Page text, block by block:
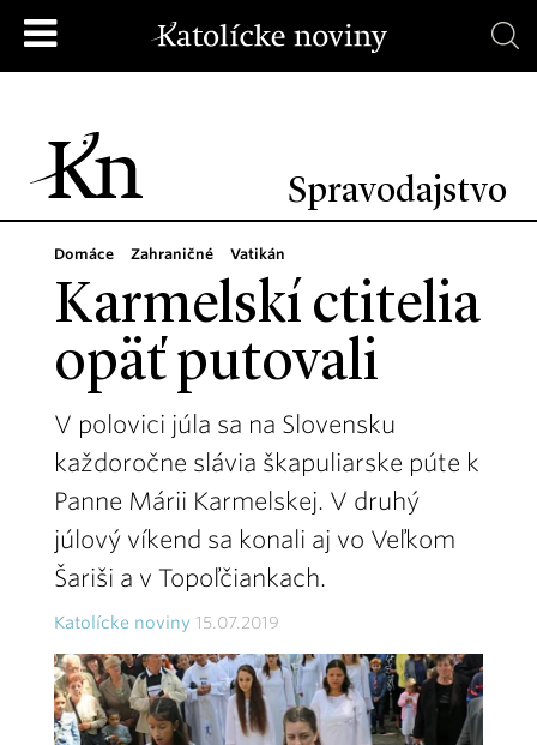
Spravodajstvo
Domáce Zahraničné Vatikán
Karmelskí ctitelia
opäť putovali
V polovici júla sa na Slovensku
každoročne slávia škapuliarske púte k
Panne Márii Karmelskej. V druhý
júlový víkend sa konali aj vo Veľkom
Šariši a v Topoľčiankach.
Katolícke noviny 15.07.2019